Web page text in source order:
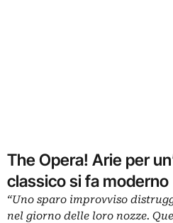
The Opera! Arie per
classico si fa moderno
“Uno sparo improvviso
nel giorno delle loro nozze.